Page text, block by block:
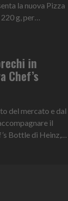
la nuova Pizza
g, per
in
Chef’s
del mercato e dal
il
Bottle di Heinz,